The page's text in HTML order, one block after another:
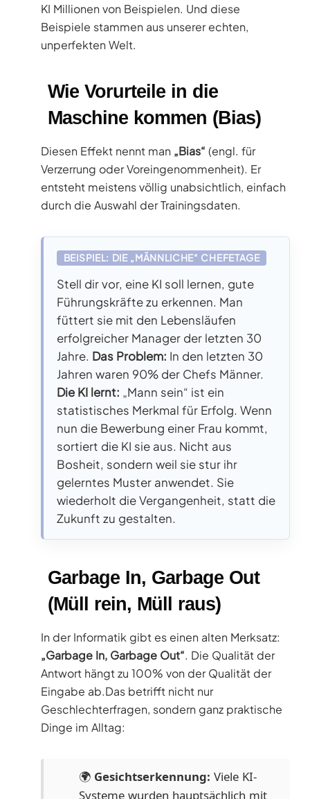
KI Millionen von Beispielen. Und diese
Beispiele stammen aus unserer echten,
unperfekten Welt.
Wie Vorurteile in die
Maschine kommen (Bias)
Diesen Effekt nennt man „Bias“ (engl. für
Verzerrung oder Voreingenommenheit). Er
entsteht meistens völlig unabsichtlich, einfach
durch die Auswahl der Trainingsdaten.
BEISPIEL: DIE „MÄNNLICHE“ CHEFETAGE
Stell dir vor, eine KI soll lernen, gute
Führungskräfte zu erkennen. Man
füttert sie mit den Lebensläufen
erfolgreicher Manager der letzten 30
Jahre. Das Problem: In den letzten 30
Jahren waren 90% der Chefs Männer.
Die KI lernt: „Mann sein“ ist ein
statistisches Merkmal für Erfolg. Wenn
nun die Bewerbung einer Frau kommt,
sortiert die KI sie aus. Nicht aus
Bosheit, sondern weil sie stur ihr
gelerntes Muster anwendet. Sie
wiederholt die Vergangenheit, statt die
Zukunft zu gestalten.
Garbage In, Garbage Out
(Müll rein, Müll raus)
In der Informatik gibt es einen alten Merksatz:
„Garbage In, Garbage Out“. Die Qualität der
Antwort hängt zu 100% von der Qualität der
Eingabe ab.Das betrifft nicht nur
Geschlechterfragen, sondern ganz praktische
Dinge im Alltag:
🌍 Gesichtserkennung: Viele KI-
Systeme wurden hauptsächlich mit